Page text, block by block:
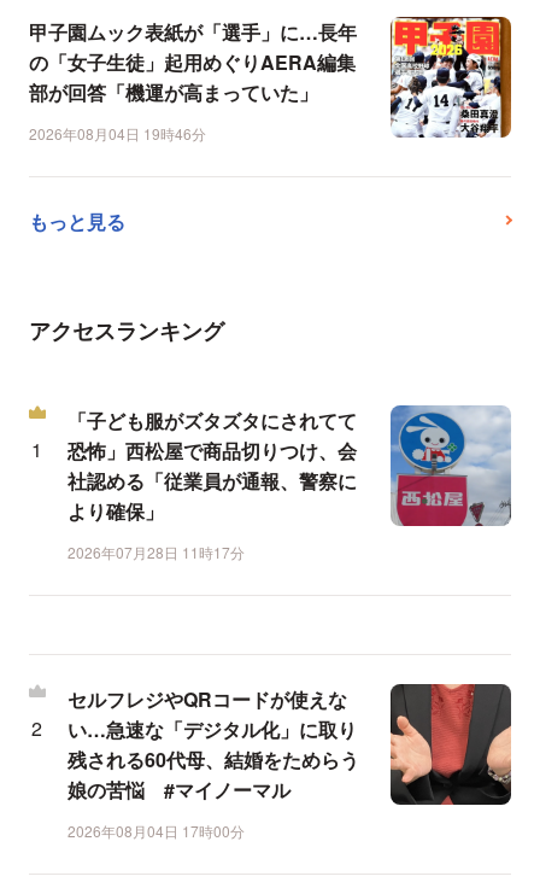
甲子園ムック表紙が「選手」に…長年
の「女子生徒」起用めぐりAERA編集
部が回答「機運が高まっていた」
2026年08月04日 19時46分
もっと見る
アクセスランキング
「子ども服がズタズタにされてて
恐怖」西松屋で商品切りつけ、会
社認める「従業員が通報、警察に
より確保」
2026年07月28日 11時17分
セルフレジやQRコードが使えな
い…急速な「デジタル化」に取り
残される60代母、結婚をためらう
娘の苦悩 #マイノーマル
2026年08月04日 17時00分